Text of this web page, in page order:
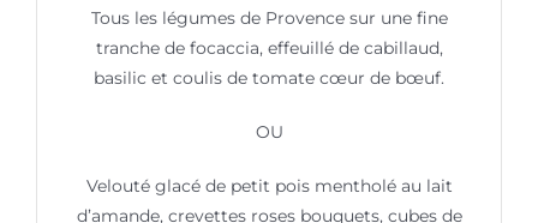
Tous les légumes de Provence sur une fine
tranche de focaccia, effeuillé de cabillaud,
basilic et coulis de tomate cœur de bœuf.
OU
Velouté glacé de petit pois mentholé au lait
d’amande, crevettes roses bouquets, cubes de